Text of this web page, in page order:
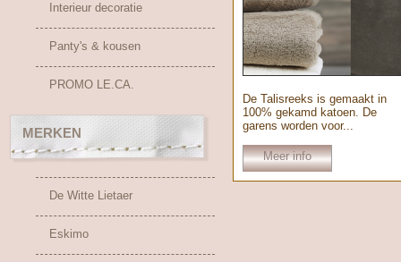
Interieur decoratie
Panty's & kousen
PROMO LE.CA.
MERKEN
De Witte Lietaer
Eskimo
De Talisreeks is gemaakt in
100% gekamd katoen. De
garens worden voor...
Meer info